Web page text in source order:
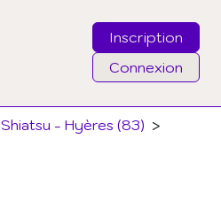
Inscription
Connexion
Shiatsu - Hyères (83) >